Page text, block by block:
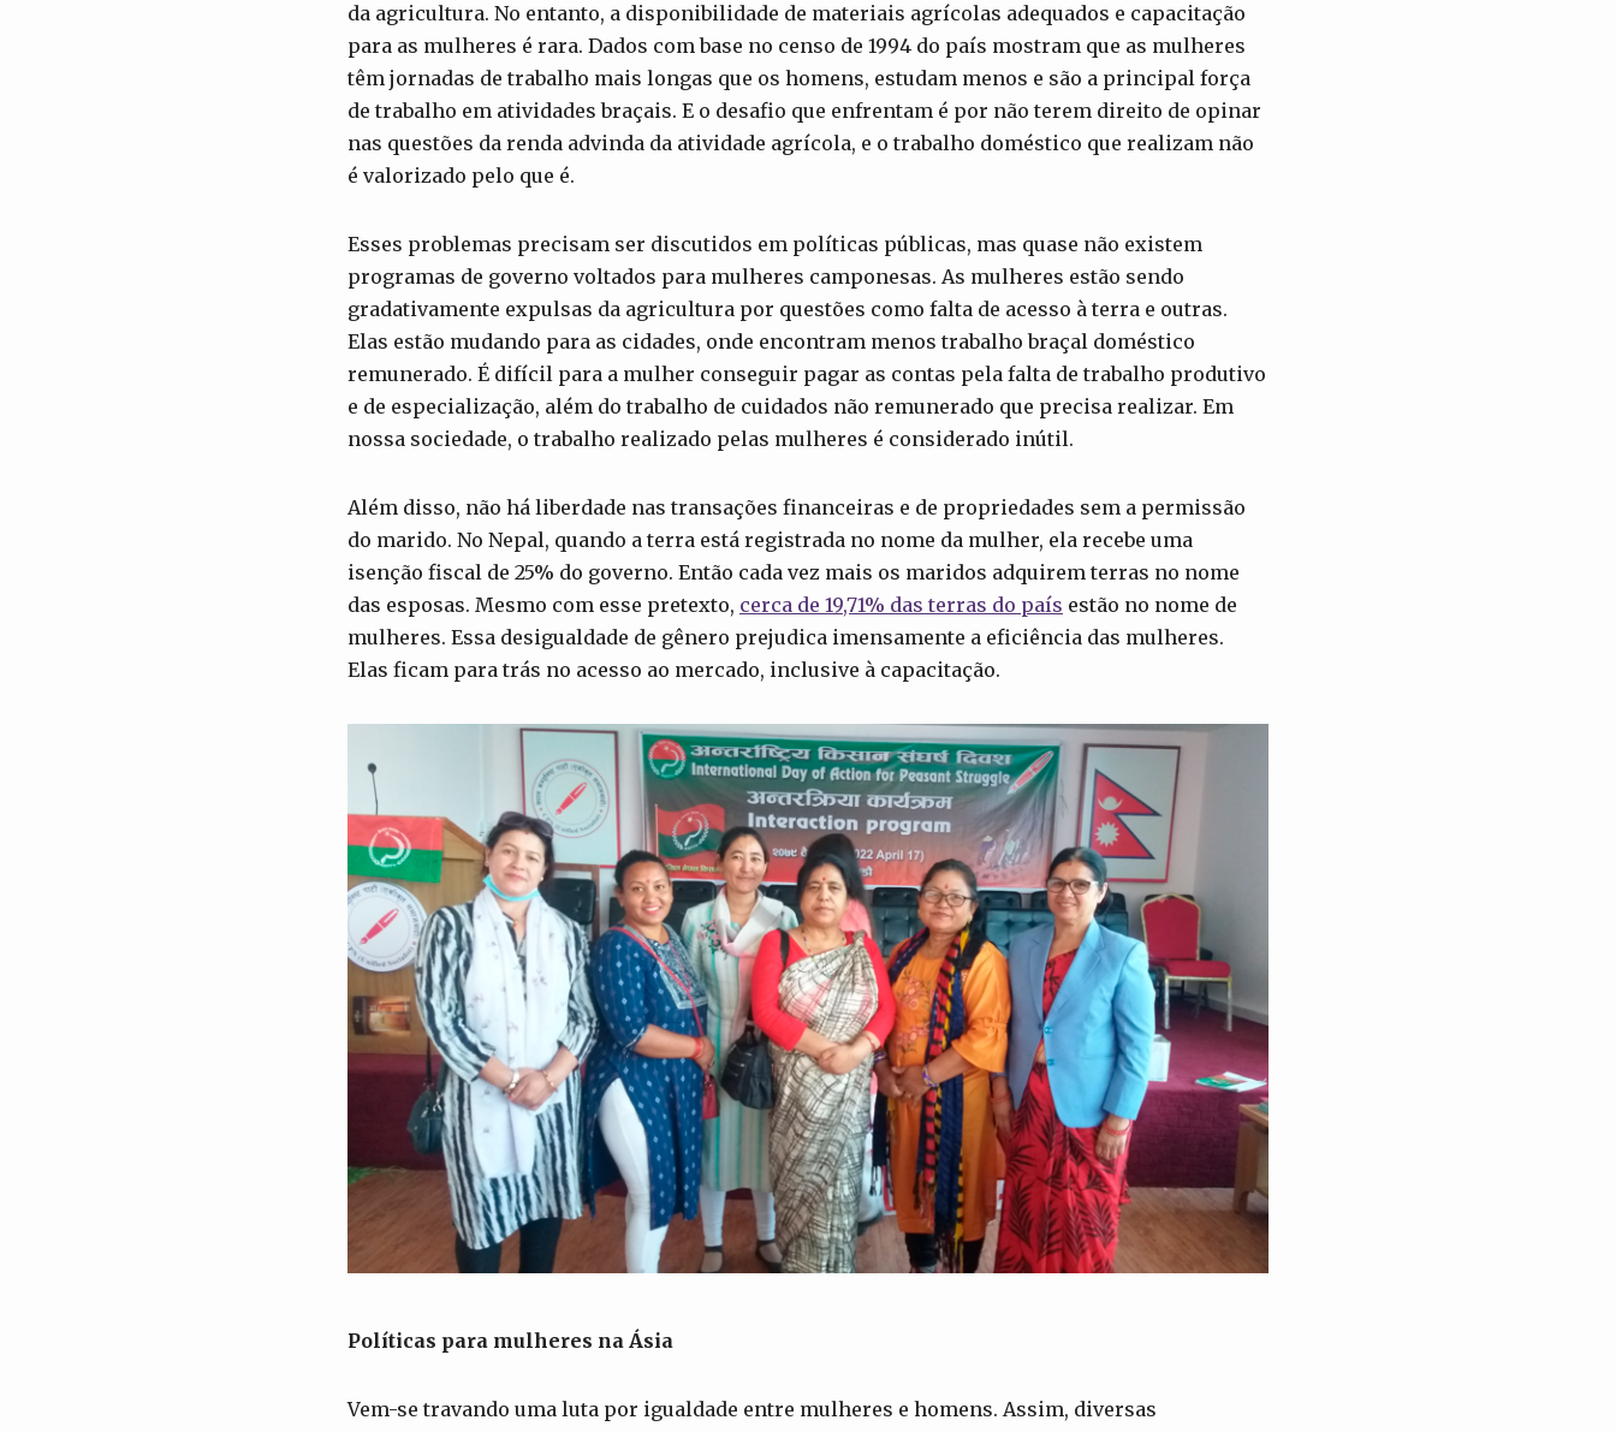
da agricultura. No entanto, a disponibilidade de materiais agrícolas adequados e capacitação
para as mulheres é rara. Dados com base no censo de 1994 do país mostram que as mulheres
têm jornadas de trabalho mais longas que os homens, estudam menos e são a principal força
de trabalho em atividades braçais. E o desafio que enfrentam é por não terem direito de opinar
nas questões da renda advinda da atividade agrícola, e o trabalho doméstico que realizam não
é valorizado pelo que é.
Esses problemas precisam ser discutidos em políticas públicas, mas quase não existem
programas de governo voltados para mulheres camponesas. As mulheres estão sendo
gradativamente expulsas da agricultura por questões como falta de acesso à terra e outras.
Elas estão mudando para as cidades, onde encontram menos trabalho braçal doméstico
remunerado. É difícil para a mulher conseguir pagar as contas pela falta de trabalho produtivo
e de especialização, além do trabalho de cuidados não remunerado que precisa realizar. Em
nossa sociedade, o trabalho realizado pelas mulheres é considerado inútil.
Além disso, não há liberdade nas transações financeiras e de propriedades sem a permissão
do marido. No Nepal, quando a terra está registrada no nome da mulher, ela recebe uma
isenção fiscal de 25% do governo. Então cada vez mais os maridos adquirem terras no nome
das esposas. Mesmo com esse pretexto, cerca de 19,71% das terras do país estão no nome de
mulheres. Essa desigualdade de gênero prejudica imensamente a eficiência das mulheres.
Elas ficam para trás no acesso ao mercado, inclusive à capacitação.
Políticas para mulheres na Ásia
Vem-se travando uma luta por igualdade entre mulheres e homens. Assim, diversas